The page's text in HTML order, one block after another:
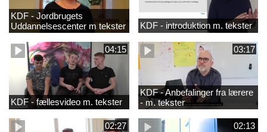
KDF - Jordbrugets
Uddannelsescenter m tekster
KDF - introduktion m. tekster
04:15
KDF - fællesvideo m. tekster
03:17
KDF - Anbefalinger fra lærere
- m. tekster
02:27 02:13